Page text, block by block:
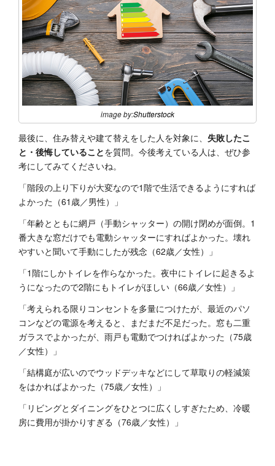
image by:Shutterstock
最後に、住み替えや建て替えをした人を対象に、 失敗したこ
と・後悔していることを質問。今後考えている人は、ぜひ参
考にしてみてくださいね。
「階段の上り下りが大変なので1階で生活できるようにすれば
よかった（61歳／男性）」
「年齢とともに網戸（手動シャッター）の開け閉めが面倒。1
番大きな窓だけでも電動シャッターにすればよかった。壊れ
やすいと聞いて手動にしたが残念（62歳／女性）」
「1階にしかトイレを作らなかった。夜中にトイレに起きるよ
うになったので2階にもトイレがほしい（66歳／女性）」
「考えられる限りコンセントを多量につけたが、最近のパソ
コンなどの電源を考えると、まだまだ不足だった。窓も二重
ガラスでよかったが、雨戸も電動でつければよかった（75歳
／女性）」
「結構庭が広いのでウッドデッキなどにして草取りの軽減策
をはかればよかった（75歳／女性）」
「リビングとダイニングをひとつに広くしすぎたため、冷暖
房に費用が掛かりすぎる（76歳／女性）」